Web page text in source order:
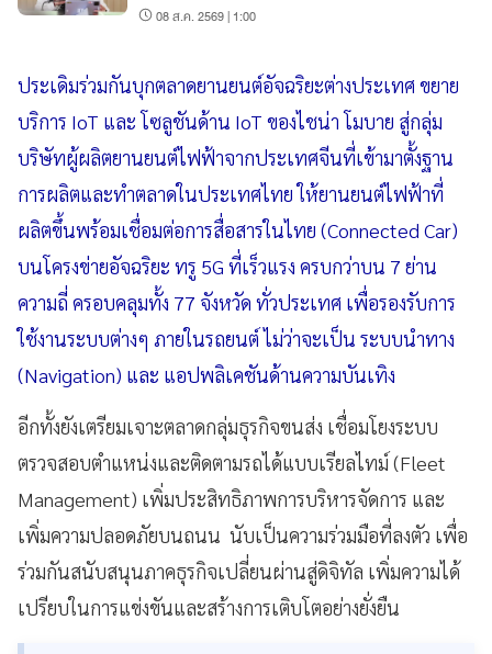
08 ส.ค. 2569 | 1:00
ประเดิมร่วมกันบุกตลาดยานยนต์อัจฉริยะต่างประเทศ ขยาย
บริการ IoT และ โซลูชันด้าน IoT ของไชน่า โมบาย สู่กลุ่ม
บริษัทผู้ผลิตยานยนต์ไฟฟ้าจากประเทศจีนที่เข้ามาตั้งฐาน
การผลิตและทำตลาดในประเทศไทย ให้ยานยนต์ไฟฟ้าที่
ผลิตขึ้นพร้อมเชื่อมต่อการสื่อสารในไทย (Connected Car)
บนโครงข่ายอัจฉริยะ ทรู 5G ที่เร็วแรง ครบกว่าบน 7 ย่าน
ความถี่ ครอบคลุมทั้ง 77 จังหวัด ทั่วประเทศ เพื่อรองรับการ
ใช้งานระบบต่างๆ ภายในรถยนต์ ไม่ว่าจะเป็น ระบบนำทาง
(Navigation) และ แอปพลิเคชันด้านความบันเทิง
อีกทั้งยังเตรียมเจาะตลาดกลุ่มธุรกิจขนส่ง เชื่อมโยงระบบ
ตรวจสอบตำแหน่งและติดตามรถได้แบบเรียลไทม์ (Fleet
Management) เพิ่มประสิทธิภาพการบริหารจัดการ และ
เพิ่มความปลอดภัยบนถนน นับเป็นความร่วมมือที่ลงตัว เพื่อ
ร่วมกันสนับสนุนภาคธุรกิจเปลี่ยนผ่านสู่ดิจิทัล เพิ่มความได้
เปรียบในการแข่งขันและสร้างการเติบโตอย่างยั่งยืน